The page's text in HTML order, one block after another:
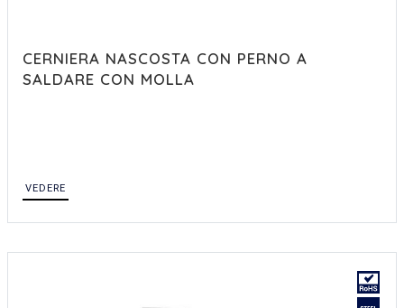
CERNIERA NASCOSTA CON PERNO A
SALDARE CON MOLLA
VEDERE